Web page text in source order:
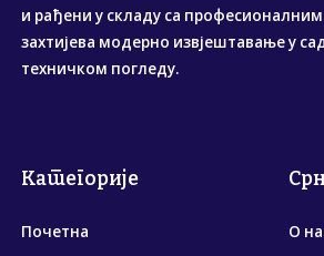
и рађени у складу са
захтијева модерно извјештавање у
техничком погледу.
Категорије
Почетна
О